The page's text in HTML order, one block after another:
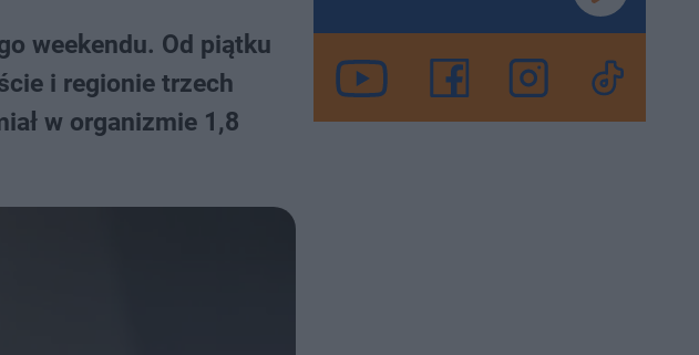
weekendu. Od piątku
i regionie trzech
w organizmie 1,8